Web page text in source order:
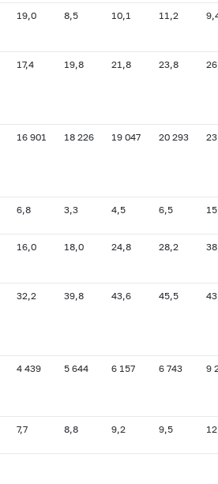
19,0 8,5 10,1 11,2
17,4 19,8 21,8 23,8
16 901 18 226 19 047 20 293
6,8 3,3 4,5 6,5
16,0 18,0 24,8 28,2
32,2 39,8 43,6 45,5
4 439 5 644 6 157 6 743 9
7,7 8,8 9,2 9,5